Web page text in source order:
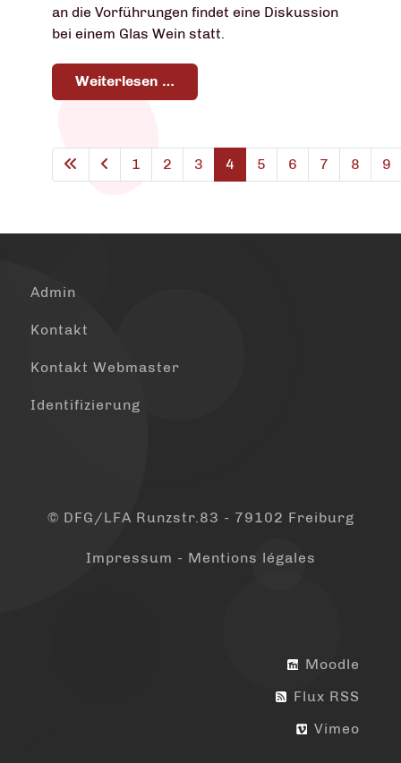
an die Vorführungen findet eine Diskussion
bei einem Glas Wein statt.
Weiterlesen …
1 2 3 4 5 6 7 8 9
Admin
Kontakt
Kontakt Webmaster
Identifizierung
© DFG/LFA Runzstr.83 - 79102 Freiburg
Impressum - Mentions légales
Moodle
Flux RSS
Vimeo